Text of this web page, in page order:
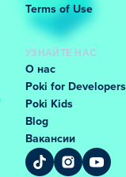
Terms of Use
УЗНАЙТЕ НАС
О нас
Poki for Developers
Poki Kids
Blog
Вакансии